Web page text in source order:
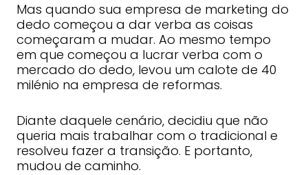
Mas quando sua empresa de marketing do
dedo começou a dar verba as coisas
começaram a mudar. Ao mesmo tempo
em que começou a lucrar verba com o
mercado do dedo, levou um calote de 40
milénio na empresa de reformas.
Diante daquele cenário, decidiu que não
queria mais trabalhar com o tradicional e
resolveu fazer a transição. E portanto,
mudou de caminho.